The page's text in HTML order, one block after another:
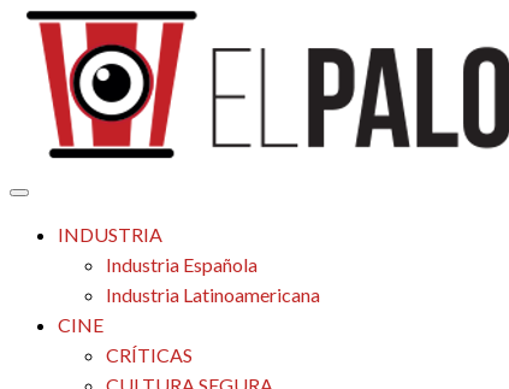
Saltar
contenido
El Palomitrón
Tu espacio de la industria de cine española y latinoamericana
INDUSTRIA
Industria Española
Industria Latinoamericana
CINE
CRÍTICAS